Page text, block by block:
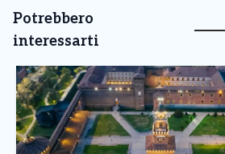
Potrebbero
interessarti